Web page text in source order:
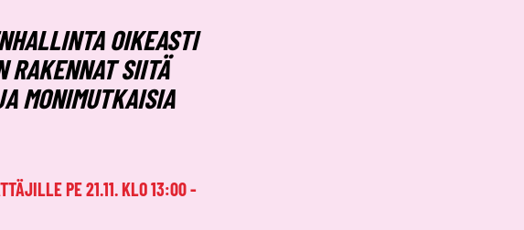
OIKEASTI
RAKENNAT SIITÄ
MONIMUTKAISIA
PE 21.11. KLO 13:00 -